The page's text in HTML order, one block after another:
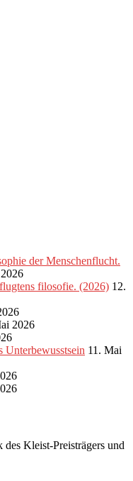
der Menschenflucht.
filosofie. (2026) 12.
2026
Unterbewusstsein 11. Mai
Kleist-Preisträgers und